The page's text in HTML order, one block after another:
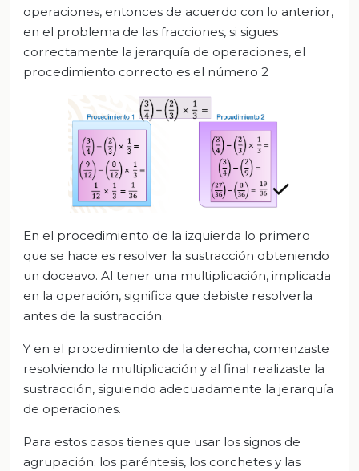
operaciones, entonces de acuerdo con lo anterior,
en el problema de las fracciones, si sigues
correctamente la jerarquía de operaciones, el
procedimiento correcto es el número 2
En el procedimiento de la izquierda lo primero
que se hace es resolver la sustracción obteniendo
un doceavo. Al tener una multiplicación, implicada
en la operación, significa que debiste resolverla
antes de la sustracción.
Y en el procedimiento de la derecha, comenzaste
resolviendo la multiplicación y al final realizaste la
sustracción, siguiendo adecuadamente la jerarquía
de operaciones.
Para estos casos tienes que usar los signos de
agrupación: los paréntesis, los corchetes y las